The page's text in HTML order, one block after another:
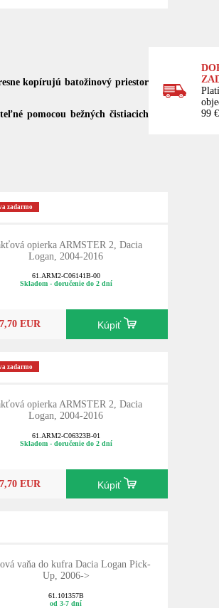
kopírujú batožinový priestor
pomocou bežných čistiacich
99
zadarmo
opierka ARMSTER 2, Dacia
Logan, 2004-2016
61.ARM2-C06141B-00
Skladom - doručenie do 2 dní
EUR Kúpiť
zadarmo
opierka ARMSTER 2, Dacia
Logan, 2004-2016
61.ARM2-C06323B-01
Skladom - doručenie do 2 dní
EUR Kúpiť
vaňa do kufra Dacia Logan Pick-
Up, 2006->
61.101357B
od 3-7 dní